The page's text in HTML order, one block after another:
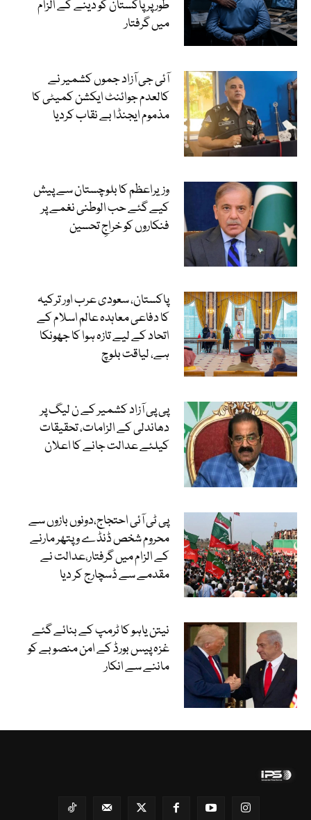
طور پر پاکستان کو دینے کے الزام
میں گرفتار
آئی جی آزاد جموں کشمیر نے
کالعدم جوائنٹ ایکشن کمیٹی کا
مذموم ایجنڈا بے نقاب کردیا
وزیراعظم کا بلوچستان سے پیش
کیے گئے حب الوطنی نغمے پر
فنکاروں کو خراجِ تحسین
پاکستان، سعودی عرب اور ترکیہ
کا دفاعی معاہدہ عالم اسلام کے
اتحاد کے لیے تازہ ہوا کا جھونکا
ہے، لیاقت بلوچ
پی پی آزاد کشمیر کے ن لیگ پر
دھاندلی کے الزامات، تحقیقات
کیلئے عدالت جانے کا اعلان
پی ٹی آئی احتجاج،دونوں بازوں سے
محروم شخص ڈنڈے و پتھر مارنے
کے الزام میں گرفتار،عدالت نے
مقدمے سے ڈسچارج کر دیا
نیتن یاہو کا ٹرمپ کے بنائے گئے
غزہ پیس بورڈ کے امن منصوبے کو
ماننے سے انکار